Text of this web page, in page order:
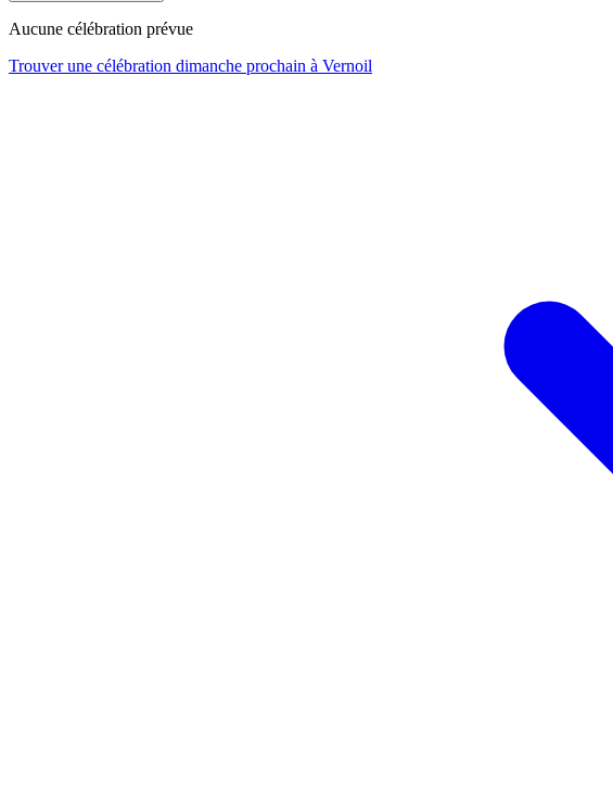
Aucune célébration prévue
Trouver une célébration dimanche prochain à Vernoil